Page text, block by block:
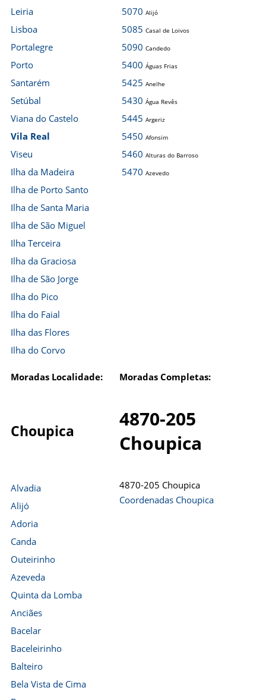
Leiria
Lisboa
Portalegre
Porto
Santarém
Setúbal
Viana do Castelo
Vila Real
Viseu
Ilha da Madeira
Ilha de Porto Santo
Ilha de Santa Maria
Ilha de São Miguel
Ilha Terceira
Ilha da Graciosa
Ilha de São Jorge
Ilha do Pico
Ilha do Faial
Ilha das Flores
Ilha do Corvo
5070 Alijó
5085 Casal de Loivos
5090 Candedo
5400 Águas Frias
5425 Anelhe
5430 Água Revês
5445 Argeriz
5450 Afonsim
5460 Alturas do Barroso
5470 Azevedo
Moradas Localidade: Moradas Completas:
Choupica
4870-205
Choupica
Alvadia
Alijó
Adoria
Canda
Outeirinho
Azeveda
Quinta da Lomba
Anciães
Bacelar
Baceleirinho
Balteiro
Bela Vista de Cima
4870-205 Choupica
Coordenadas Choupica